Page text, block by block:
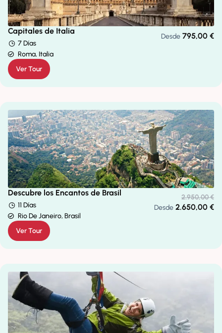
Capitales de Italia
7 Días
Roma, Italia
Desde 795,00 €
Ver Tour
Descubre los Encantos de Brasil
11 Días
Rio De Janeiro, Brasil
2.950,00€
Desde 2.650,00 €
Ver Tour